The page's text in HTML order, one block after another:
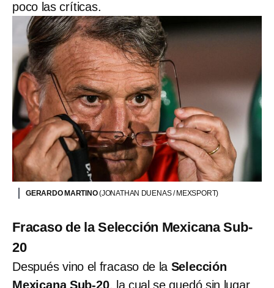
poco las críticas.
GERARDO MARTINO(JONATHAN DUENAS / MEXSPORT)
Fracaso de la Selección Mexicana Sub-
20
Después vino el fracaso de la Selección
Mexicana Sub-20, la cual se quedó sin lugar